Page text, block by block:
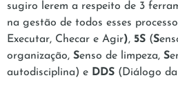
sugiro lerem a respeito de 3
na gestão de todos esses
Executar, Checar e Agir), 5S (S
organização, Senso de limpeza, S
autodisciplina) e DDS (Diálogo